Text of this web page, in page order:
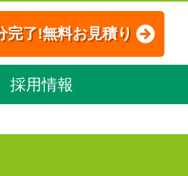
完了!無料お見積り
採用情報